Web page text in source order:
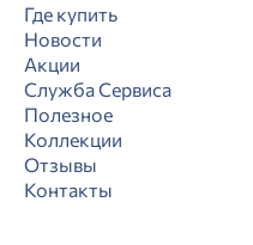
Где купить
Новости
Акции
Служба Сервиса
Полезное
Коллекции
Отзывы
Контакты